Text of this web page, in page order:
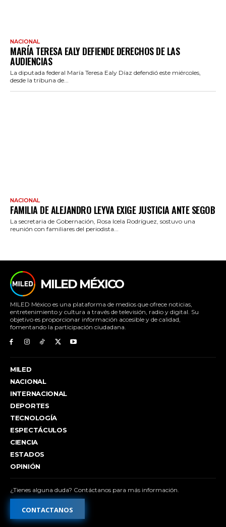
NACIONAL
MARÍA TERESA EALY DEFIENDE DERECHOS DE LAS
AUDIENCIAS
La diputada federal María Teresa Ealy Díaz defendió este miércoles,
desde la tribuna de...
NACIONAL
FAMILIA DE ALEJANDRO LEYVA EXIGE JUSTICIA ANTE SEGOB
La secretaria de Gobernación, Rosa Icela Rodríguez, sostuvo una
reunión con familiares del periodista...
MILED MÉXICO
MILED México es una plataforma de medios que ofrece noticias,
entretenimiento y cultura a través de televisión, radio y digital. Su
objetivo es proporcionar información accesible y de calidad,
fomentando la participación ciudadana.
MILED
NACIONAL
INTERNACIONAL
DEPORTES
TECNOLOGÍA
ESPECTÁCULOS
CIENCIA
ESTADOS
OPINIÓN
¿Tienes alguna duda? Contáctanos para más información.
CONTACTANOS